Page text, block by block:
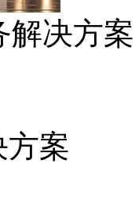
解决方案
案